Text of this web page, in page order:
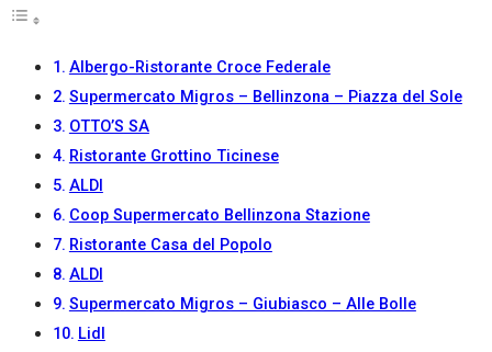
Albergo-Ristorante Croce Federale
Supermercato Migros – Bellinzona – Piazza del Sole
OTTO’S SA
Ristorante Grottino Ticinese
ALDI
Coop Supermercato Bellinzona Stazione
Ristorante Casa del Popolo
ALDI
Supermercato Migros – Giubiasco – Alle Bolle
Lidl